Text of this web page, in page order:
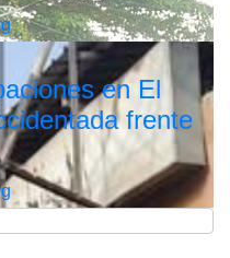
en El
frente